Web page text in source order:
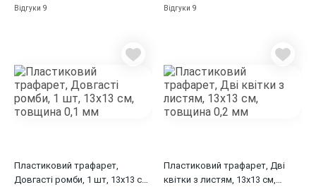
Відгуки 9 Відгуки 9
Пластиковий трафарет,
Довгасті ромби, 1 шт, 13x13 см,
Пластиковий трафарет, Дві
квітки з листям, 13x13 см,